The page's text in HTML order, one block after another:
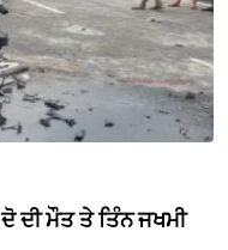
ਦੀ ਮੌਤ ਤੇ ਤਿੰਨ ਜਖਮੀ